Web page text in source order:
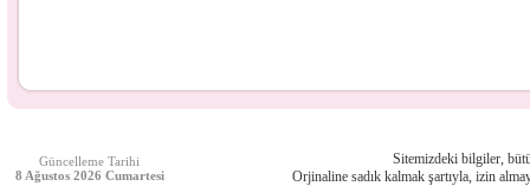
Güncelleme Tarihi
8 Ağustos 2026 Cumartesi
Sitemizdeki bilgiler,
Orjinaline sadık kalmak şartıyla, izin